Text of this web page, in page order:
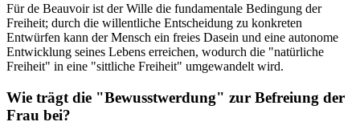
Für de Beauvoir ist der Wille die fundamentale Bedingung der
Freiheit; durch die willentliche Entscheidung zu konkreten
Entwürfen kann der Mensch ein freies Dasein und eine autonome
Entwicklung seines Lebens erreichen, wodurch die "natürliche
Freiheit" in eine "sittliche Freiheit" umgewandelt wird.
Wie trägt die "Bewusstwerdung" zur Befreiung der
Frau bei?